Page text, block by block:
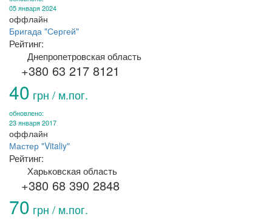
05 января 2024
оффлайн
Бригада "Сергей"
Рейтинг:
Днепропетровская область
+380 63 217 8121
40 грн / м.пог.
обновлено:
23 января 2017
оффлайн
Мастер "Vitaliy"
Рейтинг:
Харьковская область
+380 68 390 2848
70 грн / м.пог.